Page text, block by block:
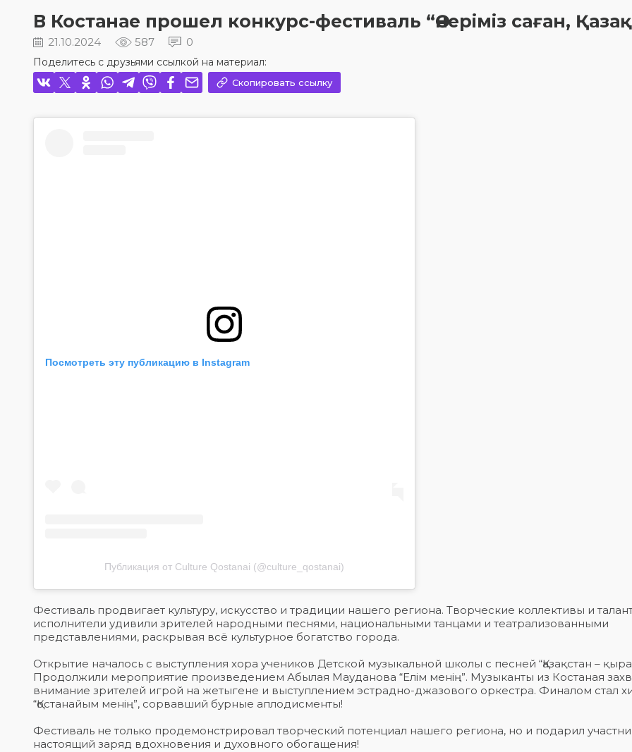
В Костанае прошел конкурс-фестиваль “Өнеріміз саған,
21.10.2024 587 0
Поделитесь с друзьями ссылкой на материал:
Скопировать ссылку
Посмотреть эту публикацию в Instagram
Публикация от Culture Qostanai (@culture_qostanai)
Фестиваль продвигает культуру, искусство и традиции нашего региона. Творческие коллективы и
исполнители удивили зрителей народными песнями, национальными танцами и театрализованными
представлениями, раскрывая всё культурное богатство города.
Открытие началось с выступления хора учеников Детской музыкальной школы с песней “Қазақстан –
Продолжили мероприятие произведением Абылая Мауданова “Елім менің”. Музыканты из Костаная
внимание зрителей игрой на жетыгене и выступлением эстрадно-джазового оркестра. Финалом стал
“Қостанайым менің”, сорвавший бурные аплодисменты!
Фестиваль не только продемонстрировал творческий потенциал нашего региона, но и подарил
настоящий заряд вдохновения и духовного обогащения!